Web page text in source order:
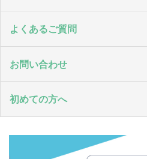
よくあるご質問
お問い合わせ
初めての方へ